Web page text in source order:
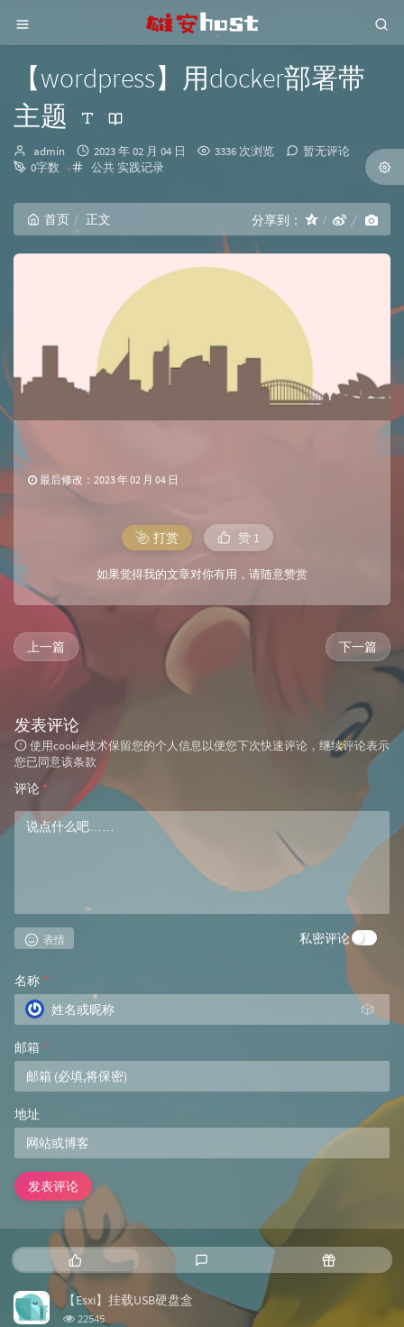
【wordpress】用docker部署带
主题
博
主：
admin
发
布
2023 年 02 月 04 日 3336 次浏览
暂无评论
0字数
分
公共实践记录
首页 正文 分享到：
最后修改：2023 年 02 月 04 日
打赏 赞 1
如果觉得我的文章对你有用，请随意赞赏
下一篇
上一篇
发表评论
使用cookie技术保留您的个人信息以便您下次快速评论，继续评论表示
您已同意该条款
评论 *
表情 私密评论
名称 *
🎲
邮箱 *
地址
发表评论
热
门
文
章
新
评
随
机
章
【Esxi】挂载USB硬盘盒
浏
22545